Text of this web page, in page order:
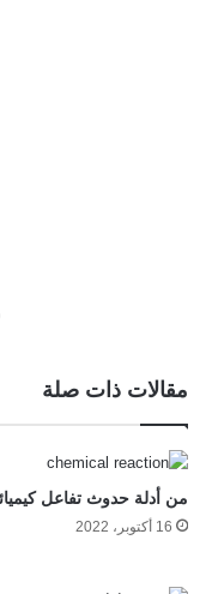
مقالات ذات صلة
من أدلة حدوث تفاعل
16 أكتوبر، 2022